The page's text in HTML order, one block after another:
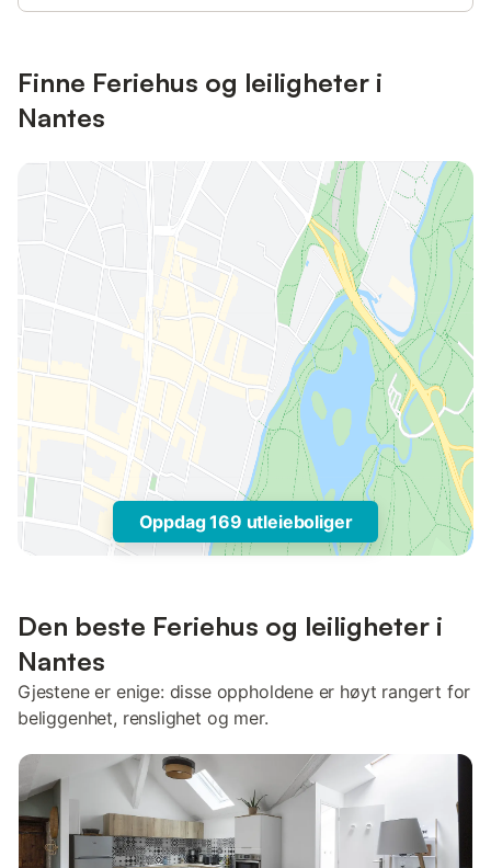
Finne Feriehus og leiligheter i
Nantes
Oppdag 169 utleieboliger
Den beste Feriehus og leiligheter i
Nantes
Gjestene er enige: disse oppholdene er høyt rangert for
beliggenhet, renslighet og mer.